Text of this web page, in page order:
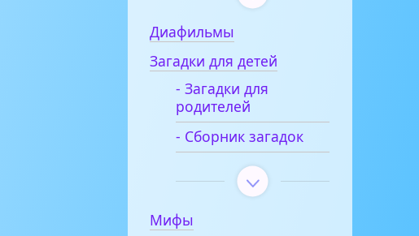
Диафильмы
Загадки для детей
- Загадки для
родителей
- Сборник загадок
Мифы